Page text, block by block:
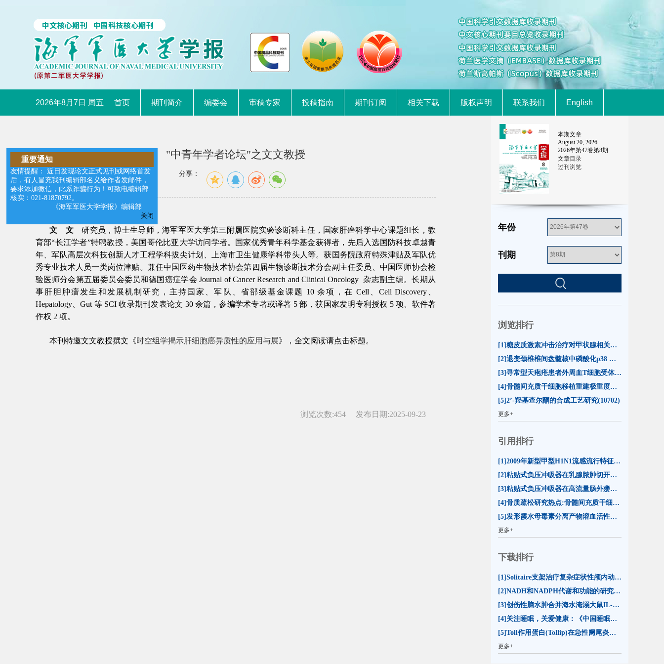
2026年8月7日 周五 首页 期刊简介 编委会 审稿专家 投稿指南 期刊订阅 相关下载 版权声明 联系我们 English
"中青年学者论坛"之文文教授
分享：
专家简介】
文 文研究员，博士生导师，海军军医大学第三附属医院实验诊断科主任，国家肝癌科学中心课题组长，教
育部“长江学者”特聘教授，美国哥伦比亚大学访问学者。国家优秀青年科学基金获得者，先后入选国防科技卓越青
年、军队高层次科技创新人才工程学科拔尖计划、上海市卫生健康学科带头人等。获国务院政府特殊津贴及军队优
秀专业技术人员一类岗位津贴。兼任中国医药生物技术协会第四届生物诊断技术分会副主任委员、中国医师协会检
验医师分会第五届委员会委员和德国癌症学会Journal of Cancer Research and Clinical Oncology杂志副主编。长期从
事肝胆肿瘤发生和发展机制研究，主持国家、军队、省部级基金课题 10余项，在 Cell Cell Discovery、
Hepatology 、Gut 等 SCI收录期刊发表论文 30 余篇，参编学术专著或译著 5部，获国家发明专利授权 5项、软件著
作权 2 项。
本刊特邀文文教授撰文《时空组学揭示肝细胞癌异质性的应用与展》，全文阅读请点击标题。
发布日期:2025-09-23
浏览次数:454
本期文章
August 20, 2026
2026年第47卷第8期
文章目录
过刊浏览
年份
刊期
浏览排行
[1]糖皮质激素冲击治疗对甲状腺相关眼病患者泪膜脂质层厚度的影响(55078)
[2]退变颈椎椎间盘髓核中磷酸化p38 MAPK的表达(13274)
[3]寻常型天疱疮患者外周血T细胞受体β链可变区CDR3基因克隆谱型分析(11015)
[4]骨髓间充质干细胞移植重建极重度放射损伤小鼠造血功能(10747)
[5]2’-羟基查尔酮的合成工艺研究(10702)
更多+
引用排行
[1]2009年新型甲型H1N1流感流行特征及防控措施(16)
[2]粘贴式负压冲吸器在乳腺脓肿切开引流治疗中的应用(13)
[3]粘贴式负压冲吸器在高流量肠外瘘合并切口裂开治疗中的应用(13)
[4]骨质疏松研究热点:骨髓间充质干细胞分化命运(13)
[5]发形霞水母毒素分离产物溶血活性的比较及其影响因素分析(12)
更多+
下载排行
[1]Solitaire支架治疗复杂症状性颅内动脉狭窄的初步评价(23598)
[2]NADH和NADPH代谢和功能的研究进展(20599)
[3]创伤性脑水肿合并海水淹溺大鼠IL-1β和TNF-α表达的变化(15467)
[4]关注睡眠，关爱健康：《中国睡眠研究报告2023》解读(15141)
[5]Toll作用蛋白(Tollip)在急性阑尾炎时的表达(14409)
更多+
重要通知
友情提醒： 近日发现论文正式见刊或网络首发
后，有人冒充我刊编辑部名义给作者发邮件，
要求添加微信，此系诈骗行为！可致电编辑部
核实：021-81870792。
《海军军医大学学报》编辑部
关闭